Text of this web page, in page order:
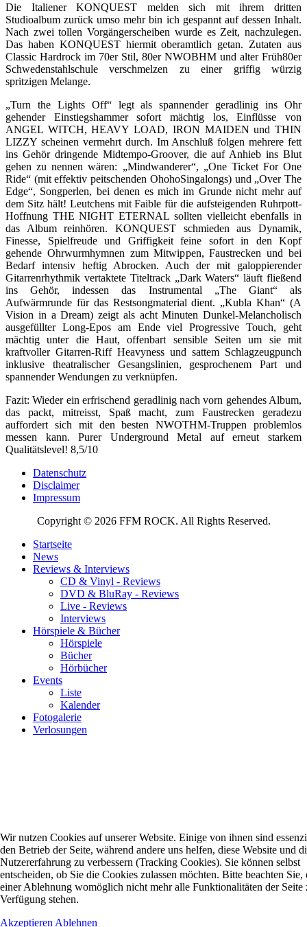
Die Italiener KONQUEST melden sich mit ihrem dritten
Studioalbum zurück umso mehr bin ich gespannt auf dessen Inhalt.
Nach zwei tollen Vorgängerscheiben wurde es Zeit, nachzulegen.
Das haben KONQUEST hiermit oberamtlich getan. Zutaten aus
Classic Hardrock im 70er Stil, 80er NWOBHM und alter Früh80er
Schwedenstahlschule verschmelzen zu einer griffig würzig
spritzigen Melange.
„Turn the Lights Off“ legt als spannender geradlinig ins Ohr
gehender Einstiegshammer sofort mächtig los, Einflüsse von
ANGEL WITCH, HEAVY LOAD, IRON MAIDEN und THIN
LIZZY scheinen vermehrt durch. Im Anschluß folgen mehrere fett
ins Gehör dringende Midtempo-Groover, die auf Anhieb ins Blut
gehen zu nennen wären: „Mindwanderer“, „One Ticket For One
Ride“ (mit effektiv peitschenden OhohoSingalongs) und „Over The
Edge“, Songperlen, bei denen es mich im Grunde nicht mehr auf
dem Sitz hält! Leutchens mit Faible für die aufsteigenden Ruhrpott-
Hoffnung THE NIGHT ETERNAL sollten vielleicht ebenfalls in
das Album reinhören. KONQUEST schmieden aus Dynamik,
Finesse, Spielfreude und Griffigkeit feine sofort in den Kopf
gehende Ohrwurmhymnen zum Mitwippen, Faustrecken und bei
Bedarf intensiv heftig Abrocken. Auch der mit galoppierender
Gitarrenrhythmik vertaktete Titeltrack „Dark Waters“ läuft fließend
ins Gehör, indessen das Instrumental „The Giant“ als
Aufwärmrunde für das Restsongmaterial dient. „Kubla Khan“ (A
Vision in a Dream) zeigt als acht Minuten Dunkel-Melancholisch
ausgefüllter Long-Epos am Ende viel Progressive Touch, geht
mächtig unter die Haut, offenbart sensible Seiten um sie mit
kraftvoller Gitarren-Riff Heavyness und sattem Schlagzeugpunch
inklusive theatralischer Gesangslinien, gesprochenem Part und
spannender Wendungen zu verknüpfen.
Fazit: Wieder ein erfrischend geradlinig nach vorn gehendes Album,
das packt, mitreisst, Spaß macht, zum Faustrecken geradezu
auffordert sich mit den besten NWOTHM-Truppen problemlos
messen kann. Purer Underground Metal auf erneut starkem
Qualitätslevel! 8,5/10
Datenschutz
Disclaimer
Impressum
Copyright © 2026 FFM ROCK. All Rights Reserved.
Startseite
News
Reviews & Interviews
CD & Vinyl - Reviews
DVD & BluRay - Reviews
Live - Reviews
Interviews
Hörspiele & Bücher
Hörspiele
Bücher
Hörbücher
Events
Liste
Kalender
Fotogalerie
Verlosungen
Wir nutzen Cookies auf unserer Website. Einige von ihnen sind
den Betrieb der Seite, während andere uns helfen, diese Website und
Nutzererfahrung zu verbessern (Tracking Cookies). Sie können selbst
entscheiden, ob Sie die Cookies zulassen möchten. Bitte beachten Sie,
einer Ablehnung womöglich nicht mehr alle Funktionalitäten der Seite
Verfügung stehen.
Akzeptieren Ablehnen